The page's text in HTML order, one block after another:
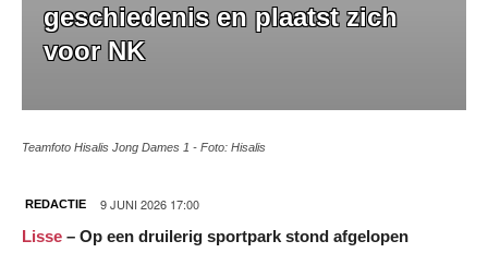
geschiedenis en plaatst zich
voor NK
Teamfoto Hisalis Jong Dames 1 - Foto: Hisalis
REDACTIE 9 JUNI 2026 17:00
Lisse – Op een druilerig sportpark stond afgelopen